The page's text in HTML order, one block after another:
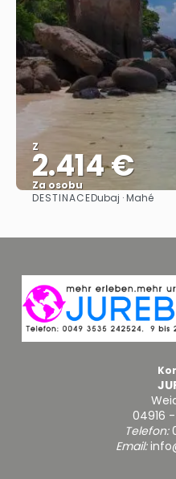
Z
2.414 €
Za osobu
DESTINACEDubaj · Mahé
04916
Telefon:
Email: